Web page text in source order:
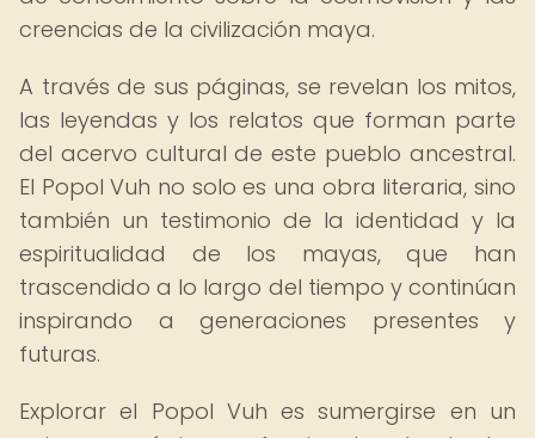
creencias de la civilización maya.
A través de sus páginas, se revelan los mitos,
las leyendas y los relatos que forman parte
del acervo cultural de este pueblo ancestral.
El Popol Vuh no solo es una obra literaria, sino
también un testimonio de la identidad y la
espiritualidad de los mayas, que han
trascendido a lo largo del tiempo y continúan
inspirando a generaciones presentes y
futuras.
Explorar el Popol Vuh es sumergirse en un